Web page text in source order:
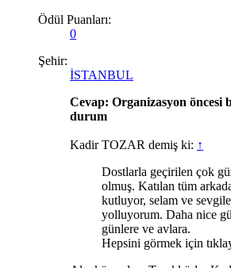
Ödül Puanları:
0
Şehir:
İSTANBUL
Cevap: Organizasyon öncesi
durum
Kadir TOZAR demiş ki: ↑
Dostlarla geçirilen çok
olmuş. Katılan tüm
kutluyor, selam ve
yolluyorum. Daha nice
günlere ve avlara.
Hepsini görmek için